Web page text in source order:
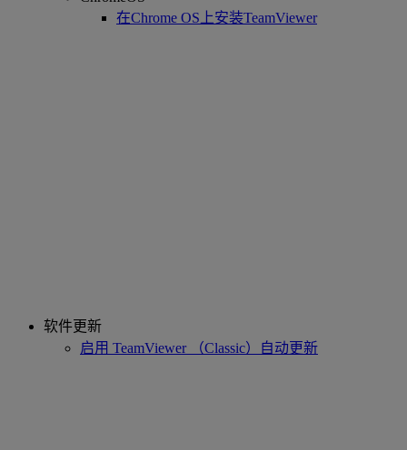
在Chrome OS上安装TeamViewer
软件更新
启用 TeamViewer （Classic）自动更新